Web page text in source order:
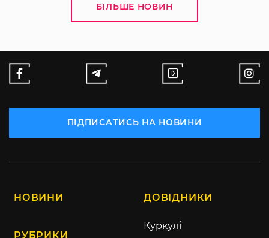
БІЛЬШЕ НОВИН
ПІДПИСАТИСЬ НА НОВИНИ
НОВИНИ
РУБРИКИ
ДОВІДНИКИ
Куркулі